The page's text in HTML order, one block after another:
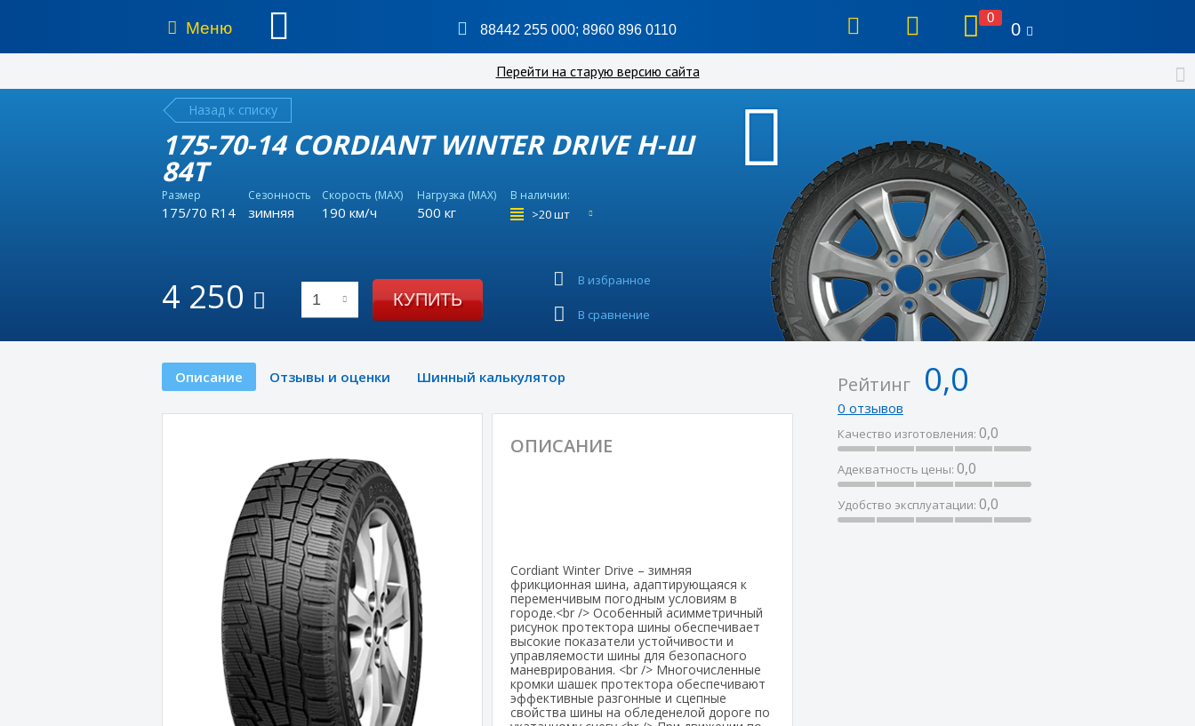
Меню 88442 255 000; 8960 896 0110
0
0
Перейти на старую версию сайта
Назад к списку
175-70-14 CORDIANT WINTER DRIVE Н-Ш
84T
Размер
175/70 R14
Сезонность
зимняя
Скорость (MAX)
190 км/ч
Нагрузка (MAX)
500 кг
В наличии:
>20 шт
4 250 1 КУПИТЬ
В избранное
В сравнение
Описание Отзывы и оценки Шинный калькулятор
ОПИСАНИЕ
Cordiant Winter Drive – зимняя
фрикционная шина, адаптирующаяся к
переменчивым погодным условиям в
городе.<br /> Особенный асимметричный
рисунок протектора шины обеспечивает
высокие показатели устойчивости и
управляемости шины для безопасного
маневрирования. <br /> Многочисленные
кромки шашек протектора обеспечивают
эффективные разгонные и сцепные
свойства шины на обледенелой дороге по
Рейтинг 0,0
0 отзывов
Качество изготовления: 0,0
Адекватность цены: 0,0
Удобство эксплуатации: 0,0